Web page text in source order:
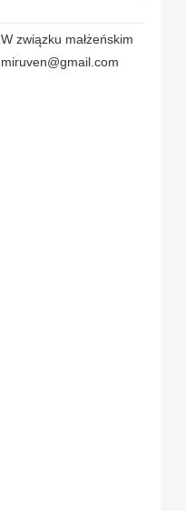
W związku małżeńskim
miruven@gmail.com